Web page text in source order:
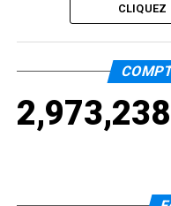
CLIQUEZ
2,973,238